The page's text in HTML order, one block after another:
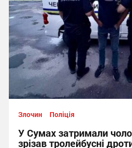
Злочин Поліція
У Сумах затримали
зрізав тролейбусні